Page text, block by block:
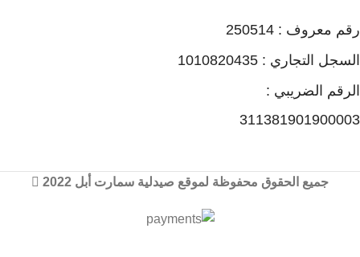
رقم معروف : 250514
السجل التجاري : 1010820435
الرقم الضريبي :
311381901900003
جميع الحقوق محفوظة لموقع صيدلية سمارت أبل 2022